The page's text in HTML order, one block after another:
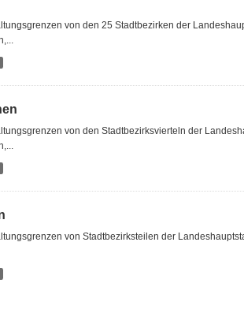
von den 25 Stadtbezirken der
von den Stadtbezirksvierteln der
von Stadtbezirksteilen der